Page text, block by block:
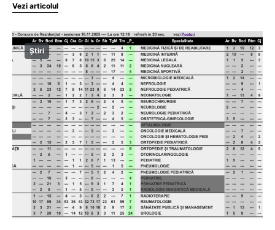
Vezi articolul
Știri